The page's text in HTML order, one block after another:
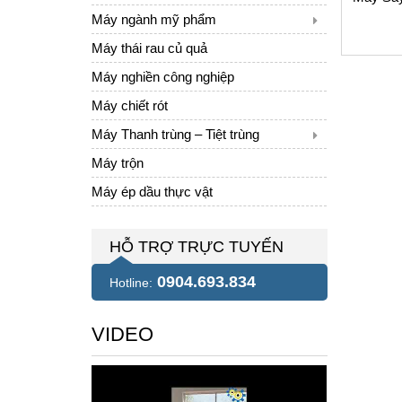
Máy ngành mỹ phẩm
Máy thái rau củ quả
Máy nghiền công nghiệp
Máy chiết rót
Máy Thanh trùng – Tiệt trùng
Máy trộn
Máy ép dầu thực vật
HỖ TRỢ TRỰC TUYẾN
Hotline: 0904.693.834
VIDEO